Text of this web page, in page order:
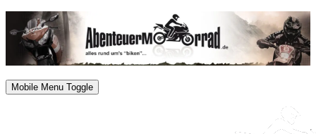
Mobile Menu Toggle